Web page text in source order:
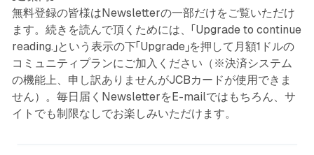
無料登録の皆様はNewsletterの一部だけをご覧いただけ
ます。続きを読んで頂くためには、「Upgrade to continue
reading.」という表示の下「Upgrade」を押して月額1ドルの
コミュニティプランにご加入ください（※決済システム
の機能上、申し訳ありませんがJCBカードが使用できま
せん）。毎日届くNewsletterをE-mailではもちろん、サ
イトでも制限なしでお楽しみいただけます。